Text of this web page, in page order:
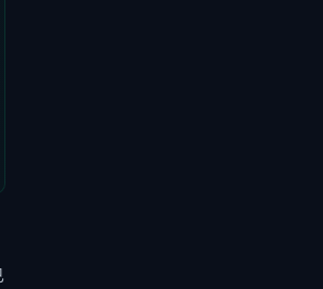
v5 · 腾讯URL引擎 · 反诈DPI设备 · 360/华为应用商店扫描